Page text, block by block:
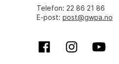
Telefon: 22 86 21 86
E-post: post@gwpa.no